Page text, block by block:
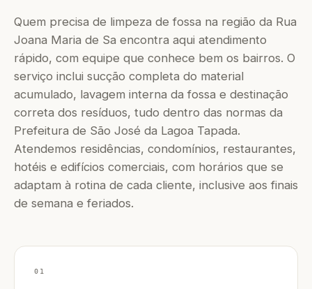
Quem precisa de limpeza de fossa na região da Rua
Joana Maria de Sa encontra aqui atendimento
rápido, com equipe que conhece bem os bairros. O
serviço inclui sucção completa do material
acumulado, lavagem interna da fossa e destinação
correta dos resíduos, tudo dentro das normas da
Prefeitura de São José da Lagoa Tapada.
Atendemos residências, condomínios, restaurantes,
hotéis e edifícios comerciais, com horários que se
adaptam à rotina de cada cliente, inclusive aos finais
de semana e feriados.
01